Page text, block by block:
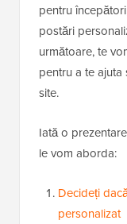
pentru
postări
următoare, te
pentru a te
site.
Iată o
le vom aborda:
Decideți
personalizat